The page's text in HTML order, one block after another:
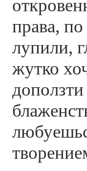
права,
лупили,
жутко